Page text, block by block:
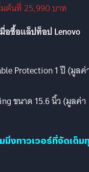
มต้นที่ 25,990 บาท
อซื้อแล็ปท็อป Lenovo
Protection 1 ปี (มูลค่
ขนาด 15.6 นิ้ว (มูลค่า
มิ่งทาวเวอร์ที่จัดเต็ม